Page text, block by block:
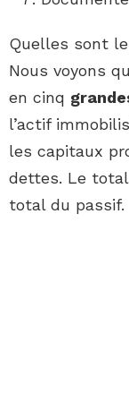
Quelles sont
Nous voyons
en cinq
l’actif
les capitaux
dettes. Le
total du passif.